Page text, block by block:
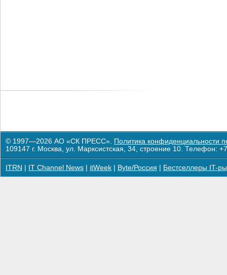
© 1997—2026 АО «СК ПРЕСС». Политика конфиденциальности
109147 г. Москва, ул. Марксистская, 34, строение 10. Телефон:
ITRN IT Channel News itWeek Byte/Россия Бестселлеры IT-